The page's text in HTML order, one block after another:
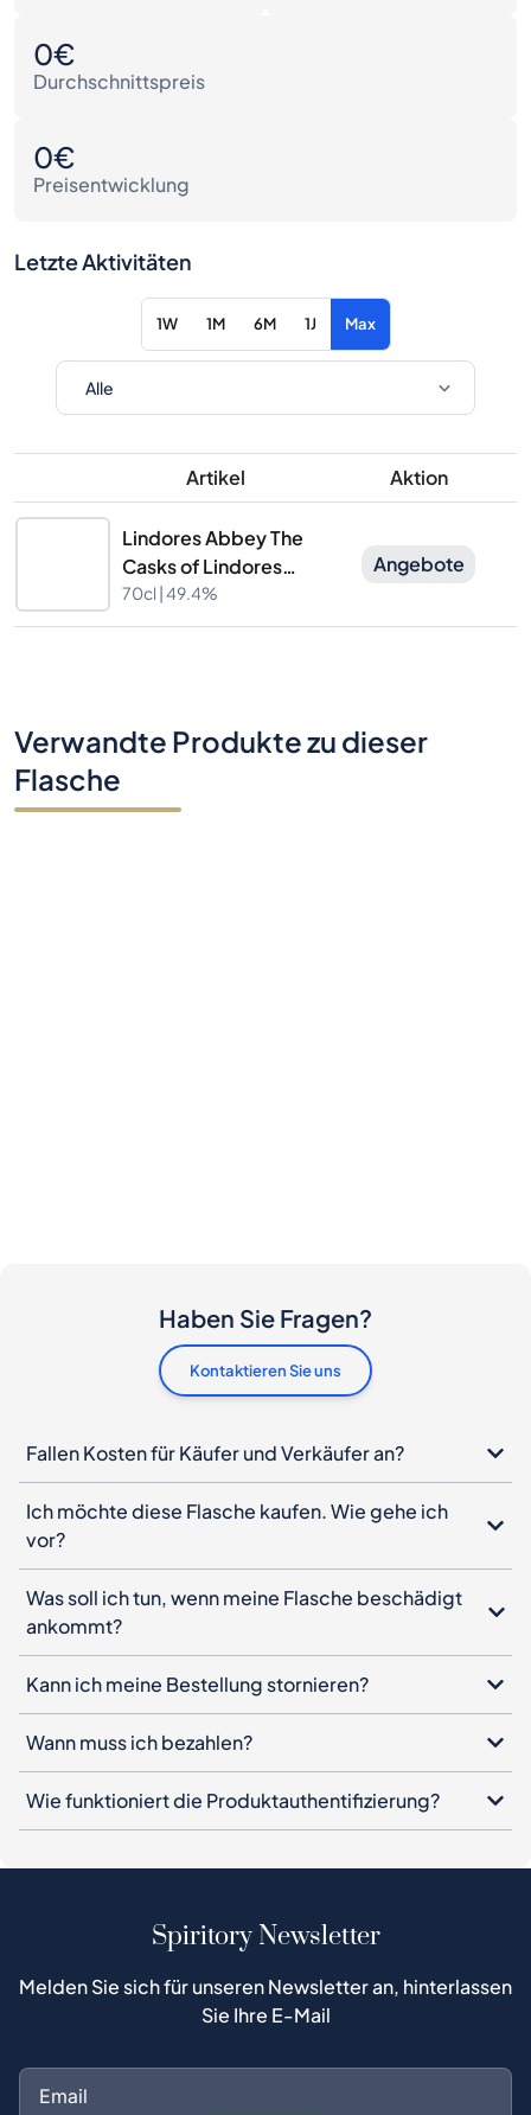
0€
Durchschnittspreis
0€
Preisentwicklung
Letzte Aktivitäten
1W 1M 6M 1J Max
Artikel Aktion
Lindores Abbey The
Casks of Lindores
Limited Edition
70cl |49.4%
Angebote
Verwandte Produkte zu dieser
Flasche
Haben Sie Fragen?
Kontaktieren Sie uns
Fallen Kosten für Käufer und Verkäufer an?
Ich möchte diese Flasche kaufen. Wie gehe ich
vor?
Was soll ich tun, wenn meine Flasche beschädigt
ankommt?
Kann ich meine Bestellung stornieren?
Wann muss ich bezahlen?
Wie funktioniert die Produktauthentifizierung?
Spiritory Newsletter
Melden Sie sich für unseren Newsletter an, hinterlassen
Sie Ihre E-Mail